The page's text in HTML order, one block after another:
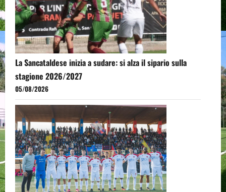
La Sancataldese inizia a sudare: si alza il sipario sulla
stagione 2026/2027
05/08/2026